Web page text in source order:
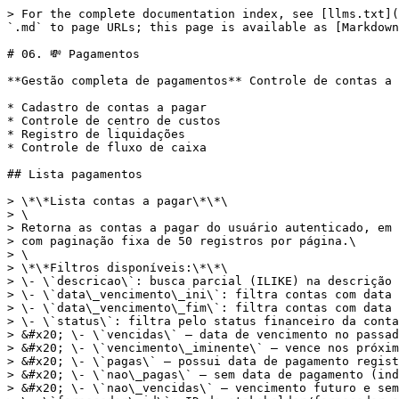
> For the complete documentation index, see [llms.txt](https://changelog.maino.com.br/llms.txt). Markdown versions of documentation pages are available by appending `.md` to page URLs; this page is available as [Markdown](https://changelog.maino.com.br/api-reference-maino/06.-pagamentos.md).

# 06. 💸 Pagamentos

**Gestão completa de pagamentos** Controle de contas a pagar, fornecedores e fluxo de caixa. **Funcionalidades:**

* Cadastro de contas a pagar
* Controle de centro de custos
* Registro de liquidações
* Controle de fluxo de caixa

## Lista pagamentos

> \*\*Lista contas a pagar\*\*\
> \
> Retorna as contas a pagar do usuário autenticado, em ordem decrescente de ID,\
> com paginação fixa de 50 registros por página.\
> \
> \*\*Filtros disponíveis:\*\*\
> \- \`descricao\`: busca parcial (ILIKE) na descrição da conta\
> \- \`data\_vencimento\_ini\`: filtra contas com data de vencimento >= data informada (formato: YYYY-MM-DD)\
> \- \`data\_vencimento\_fim\`: filtra contas com data de vencimento <= data informada (formato: YYYY-MM-DD)\
> \- \`status\`: filtra pelo status financeiro da conta. Valores aceitos:\
> &#x20; \- \`vencidas\` — data de vencimento no passado e sem data de pagamento\
> &#x20; \- \`vencimento\_iminente\` — vence nos próximos dias e ainda não foi paga\
> &#x20; \- \`pagas\` — possui data de pagamento registrada\
> &#x20; \- \`nao\_pagas\` — sem data de pagamento (independente do vencimento)\
> &#x20; \- \`nao\_vencidas\` — vencimento futuro e sem data de pagamento\
> \- \`fornecedor\_id\`: ID do stakeholder/fornecedor associado à conta\
> \- \`page\`: número da página (padrão: 1; 50 registros por página fixo)

```json
{"openapi":"3.0.1","info":{"title":"Mainô API","version":"v2.0"},"tags":[{"name":"06. 💸 Pagamentos","description":"**Gestão completa de pagamentos**\nControle de contas a pagar, fornecedores e fluxo de caixa.\n**Funcionalidades:**\n- Cadastro de contas a pagar\n- Controle de centro de custos\n- Registro de liquidações\n- Controle de fluxo de caixa"}],"servers":[{"url":"https://api.maino.com.br/api/v2","description":"Servidor de Produção"}],"security":[{"Bearer":[]}],"components":{"securitySchemes":{"Bearer":{"type":"http","scheme":"bearer","bearerFormat":"JWT","description":"**Token JWT de Autenticação**\nToken obtido através do endpoint `/authentication`.\n**Formato:** `Bearer {seu_token_jwt}`\n**Exemplo:** `Bearer eyJhbGciOiJIUzI1NiIsInR5cCI6IkpXVCJ9...`\n**Validade:** Sem expiração"}}},"paths":{"/contas_a_pagars":{"get":{"summary":"Lista pagamentos","tags":["06. 💸 Pagamentos"],"description":"**Lista contas a pagar**\n\nRetorna as contas a pagar do usuário autenticado, em ordem decrescente de ID,\ncom paginação fixa de 50 registros por página.\n\n**Filtros disponíveis:**\n- `descricao`: busca parcial (ILIKE) na descrição da conta\n- `data_vencimento_ini`: filtra contas com data de vencimento >= data informada (formato: YYYY-MM-DD)\n- `data_vencimento_fim`: filtra contas com data de vencimento <= data informada (formato: YYYY-MM-DD)\n- `status`: filtra pelo status financeiro da conta. Valores aceitos:\n  - `vencidas` — data de vencimento no passado e sem data de